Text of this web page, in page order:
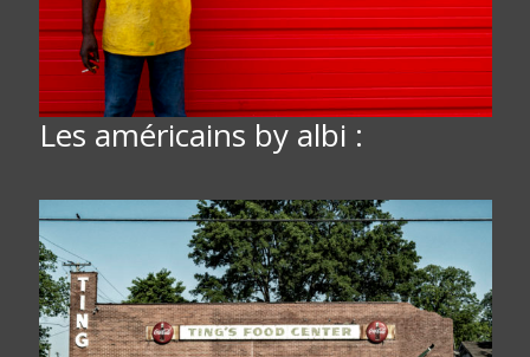
Les américains by albi :